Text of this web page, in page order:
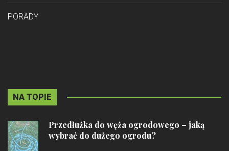
PORADY
NA TOPIE
Przedłużka do węża ogrodowego – jaką
wybrać do dużego ogrodu?